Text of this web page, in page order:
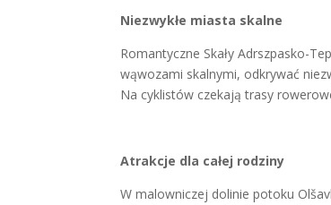
Niezwykłe miasta skalne
Romantyczne Skały Adrszpasko-
wąwozami skalnymi, odkrywać
Na cyklistów czekają trasy
Atrakcje dla całej rodziny
W malowniczej dolinie potoku